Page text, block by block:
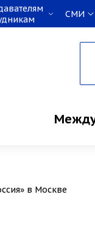
СМИ
в Москве